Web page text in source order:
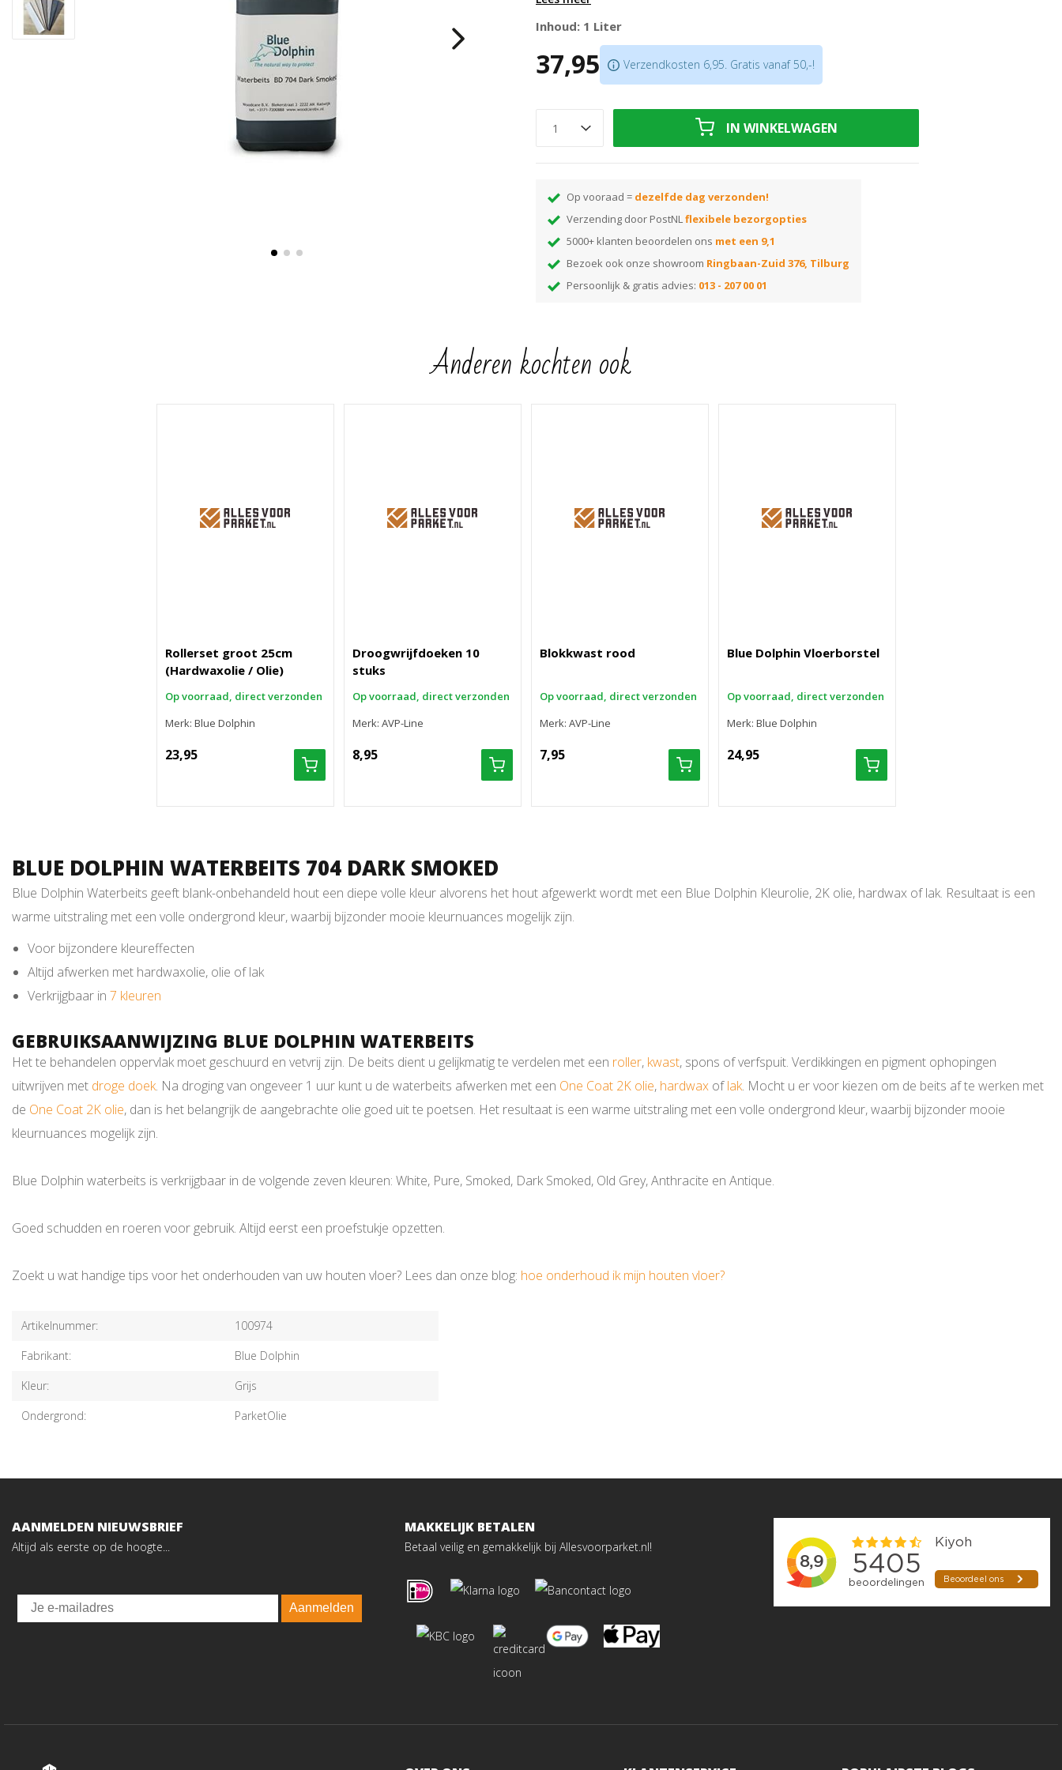
Voor bijzondere kleureffecten
Altijd afwerken met hardwaxolie, olie of lak
Verkrijgbaar in 7 kleuren
Inhoud: 1 Liter
37,95 Verzendkosten 6,95. Gratis vanaf 50,-!
IN WINKELWAGEN
Op vooraad = dezelfde dag verzonden!
Verzending door PostNLflexibele bezorgopties
5000+ klanten beoordelen ons met een 9,1
Bezoek ook onze showroom Ringbaan-Zuid 376, Tilburg
Persoonlijk & gratis advies: 013 - 207 00 01
Anderen kochten ook
Rollerset groot 25cm
(Hardwaxolie / Olie)
Op voorraad, direct verzonden
Merk: Blue Dolphin
23,95
Droogwrijfdoeken 10
stuks
Op voorraad, direct verzonden
Merk: AVP-Line
8,95
Blokkwast rood
Op voorraad, direct verzonden
Merk: AVP-Line
7,95
Blue Dolphin Vloerborstel
Op voorraad, direct verzonden
Merk: Blue Dolphin
24,95
BLUE DOLPHIN WATERBEITS 704 DARK SMOKED
Blue Dolphin Waterbeits geeft blank-onbehandeld hout een diepe volle kleur alvorens het hout afgewerkt wordt met een Blue Dolphin Kleurolie, 2K olie, hardwax of lak. Resultaat is een
warme uitstraling met een volle ondergrond kleur, waarbij bijzonder mooie kleurnuances mogelijk zijn.
Voor bijzondere kleureffecten
Altijd afwerken met hardwaxolie, olie of lak
Verkrijgbaar in 7 kleuren
GEBRUIKSAANWIJZING BLUE DOLPHIN WATERBEITS
Het te behandelen oppervlak moet geschuurd en vetvrij zijn. De beits dient u gelijkmatig te verdelen met een roller, kwast, spons of verfspuit. Verdikkingen en pigment ophopingen
uitwrijven met droge doek. Na droging van ongeveer 1 uur kunt u de waterbeits afwerken met een One Coat 2K olie, hardwax oflak. Mocht u er voor kiezen om de beits af te werken met
de One Coat 2K olie, dan is het belangrijk de aangebrachte olie goed uit te poetsen. Het resultaat is een warme uitstraling met een volle ondergrond kleur, waarbij bijzonder mooie
kleurnuances mogelijk zijn.
Blue Dolphin waterbeits is verkrijgbaar in de volgende zeven kleuren: White, Pure, Smoked, Dark Smoked, Old Grey, Anthracite en Antique.
Goed schudden en roeren voor gebruik. Altijd eerst een proefstukje opzetten.
Zoekt u wat handige tips voor het onderhouden van uw houten vloer? Lees dan onze blog: hoe onderhoud ik mijn houten vloer?
Artikelnummer:
100974
Fabrikant:
Blue Dolphin
Kleur:
Grijs
Ondergrond:
ParketOlie
AANMELDEN NIEUWSBRIEF
Altijd als eerste op de hoogte...
Email
Aanmelden
MAKKELIJK BETALEN
Betaal veilig en gemakkelijk bij Allesvoorparket.nl!